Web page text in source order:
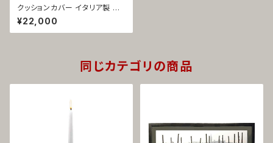
クッションカバー イタリア製 ジ
ャガード織 パープル ペラン 142
2
¥22,000
同じカテゴリの商品